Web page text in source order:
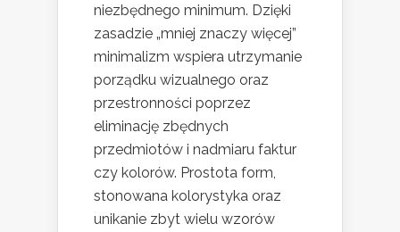
niezbędnego minimum. Dzięki
zasadzie „mniej znaczy więcej”
minimalizm wspiera utrzymanie
porządku wizualnego oraz
przestronności poprzez
eliminację zbędnych
przedmiotów i nadmiaru faktur
czy kolorów. Prostota form,
stonowana kolorystyka oraz
unikanie zbyt wielu wzorów